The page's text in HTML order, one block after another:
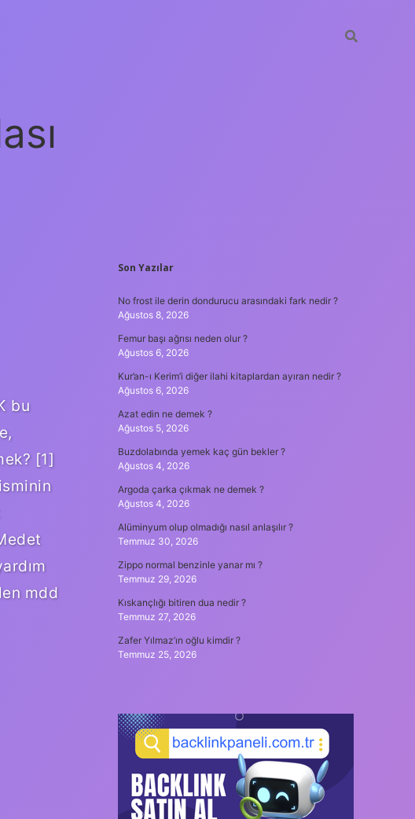
bu
[1]
mdd
SIDEBAR
Son Yazılar
No frost ile derin dondurucu arasındaki fark nedir ?
Ağustos 8, 2026
Femur başı ağrısı neden olur ?
Ağustos 6, 2026
Kur’an-ı Kerim’i diğer ilahi kitaplardan ayıran nedir ?
Ağustos 6, 2026
Azat edin ne demek ?
Ağustos 5, 2026
Buzdolabında yemek kaç gün bekler ?
Ağustos 4, 2026
Argoda çarka çıkmak ne demek ?
Ağustos 4, 2026
Alüminyum olup olmadığı nasıl anlaşılır ?
Temmuz 30, 2026
Zippo normal benzinle yanar mı ?
Temmuz 29, 2026
Kıskançlığı bitiren dua nedir ?
Temmuz 27, 2026
Zafer Yılmaz’ın oğlu kimdir ?
Temmuz 25, 2026